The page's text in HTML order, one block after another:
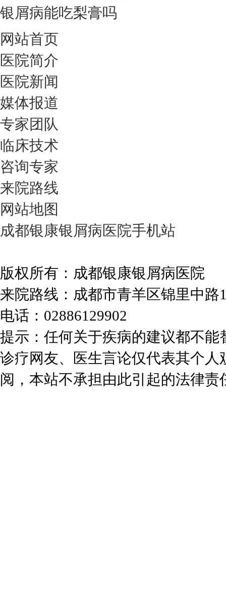
银屑病能吃梨膏吗
网站首页
医院简介
医院新闻
媒体报道
专家团队
临床技术
咨询专家
来院路线
网站地图
成都银康银屑病医院手机站
版权所有：成都银康银屑病医院
来院路线：成都市青羊区锦里中
电话：02886129902
提示：任何关于疾病的建议都不
诊疗网友、医生言论仅代表其个
阅，本站不承担由此引起的法律责